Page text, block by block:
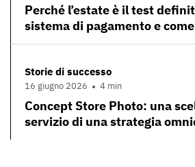
Perché l’estate è il test
sistema di pagamento e
Storie di successo
16 giugno 2026 4 min
Concept Store Photo: una
servizio di una strategia